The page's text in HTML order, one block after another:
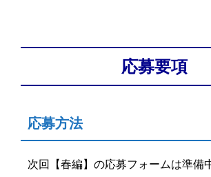
応募要項
応募方法
次回【春編】の応募フォームは準備